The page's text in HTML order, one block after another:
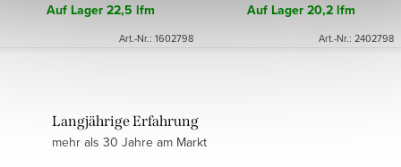
Auf Lager 22,5 lfm
Art.-Nr.: 1602798
Auf Lager 20,2 lfm
Art.-Nr.: 2402798
Langjährige Erfahrung
mehr als 30 Jahre am Markt